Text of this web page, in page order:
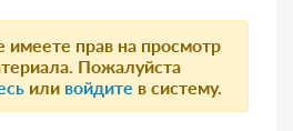
имеете прав на просмотр
Пожалуйста
или войдите в систему.